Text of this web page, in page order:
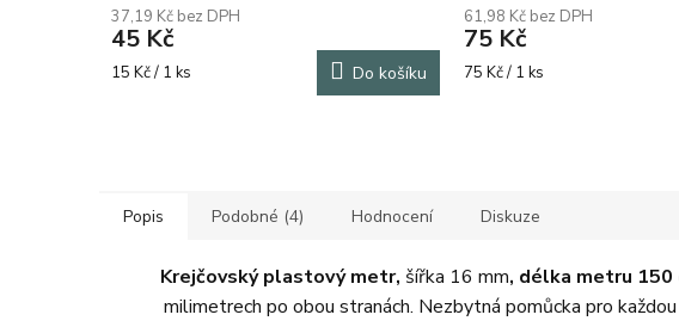
produktu
je
5,0
37,19 Kč bez DPH
45 Kč
Měrná
15 Kč / 1 ks Do košíku
61,98 Kč bez DPH
75 Kč
Měrná
75 Kč / 1 ks
Popis Podobné (4) Hodnocení Diskuze
Krejčovský plastový metr, šířka 16 mm, délka metru
milimetrech po obou stranách. Nezbytná pomůcka pro